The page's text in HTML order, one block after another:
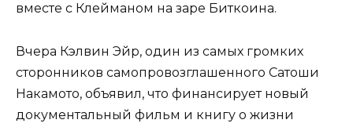
вместе с Клейманом на заре Биткоина.
Вчера Кэлвин Эйр, один из самых громких
сторонников самопровозглашенного Сатоши
Накамото, объявил, что финансирует новый
документальный фильм и книгу о жизни